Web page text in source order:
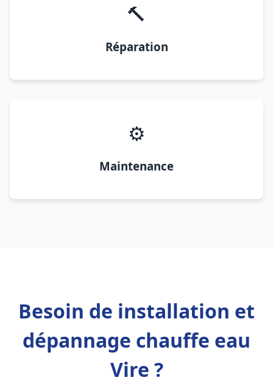
🔨
Réparation
⚙️
Maintenance
Besoin de installation et
dépannage chauffe eau
Vire ?